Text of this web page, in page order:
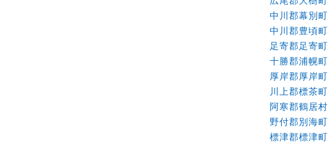
中川郡幕別町
中川郡豊頃町
足寄郡足寄町
十勝郡浦幌町
厚岸郡厚岸町
川上郡標茶町
阿寒郡鶴居村
野付郡別海町
標津郡標津町